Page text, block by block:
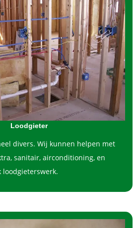
Loodgieter
divers. Wij kunnen helpen met
sanitair, airconditioning, en
loodgieterswerk.